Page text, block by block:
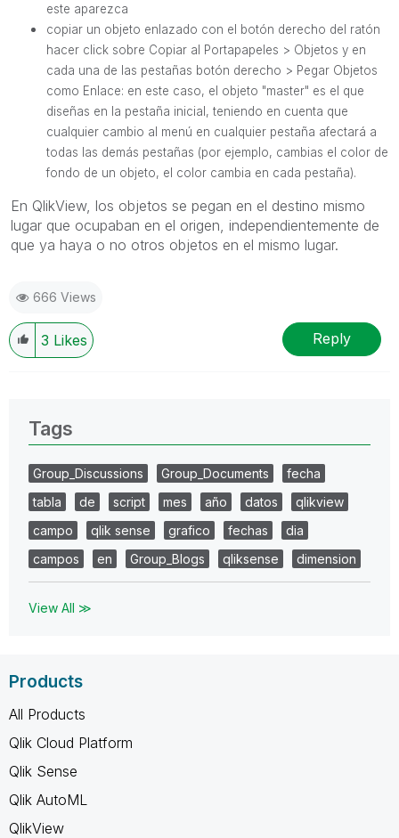
este aparezca
copiar un objeto enlazado con el botón derecho del ratón
hacer click sobre Copiar al Portapapeles > Objetos y en
cada una de las pestañas botón derecho > Pegar Objetos
como Enlace: en este caso, el objeto "master" es el que
diseñas en la pestaña inicial, teniendo en cuenta que
cualquier cambio al menú en cualquier pestaña afectará a
todas las demás pestañas (por ejemplo, cambias el color de
fondo de un objeto, el color cambia en cada pestaña).
En QlikView, los objetos se pegan en el destino mismo
lugar que ocupaban en el origen, independientemente de
que ya haya o no otros objetos en el mismo lugar.
666 Views
3 Likes Reply
Tags
Group_Discussions Group_Documents
fecha
tabla
de script mes año datos
qlikview
campo
qlik sense grafico fechas
dia
campos
en Group_Blogs qliksense dimension
View All ≫
Products
All Products
Qlik Cloud Platform
Qlik Sense
Qlik AutoML
QlikView